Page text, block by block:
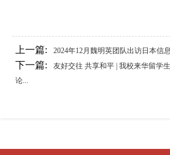
上一篇: 2024年12月魏明英团队出访日本信
下一篇:
友好交往 共享和平 | 我校来华留学
论...